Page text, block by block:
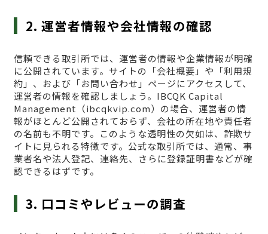
2. 運営者情報や会社情報の確認
信頼できる取引所では、運営者の情報や企業情報が明確
に公開されています。サイトの「会社概要」や「利用規
約」、および「お問い合わせ」ページにアクセスして、
運営者の情報を確認しましょう。IBCQK Capital
Management（ibcqkvip.com）の場合、運営者の情
報がほとんど公開されておらず、会社の所在地や責任者
の名前も不明です。このような透明性の欠如は、詐欺サ
イトに見られる特徴です。公式な取引所では、通常、事
業者名や法人登記、連絡先、さらに登録証明書などが確
認できるはずです。
3. 口コミやレビューの調査